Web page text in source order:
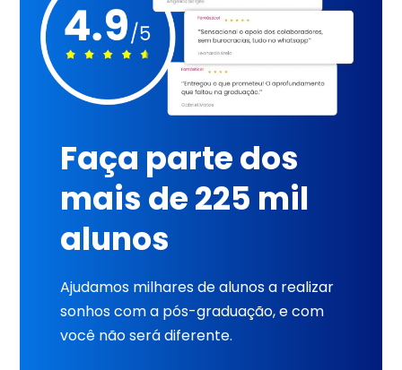
Faça parte dos
mais de 225 mil
alunos
Ajudamos milhares de alunos a realizar
sonhos com a pós-graduação, e com
você não será diferente.